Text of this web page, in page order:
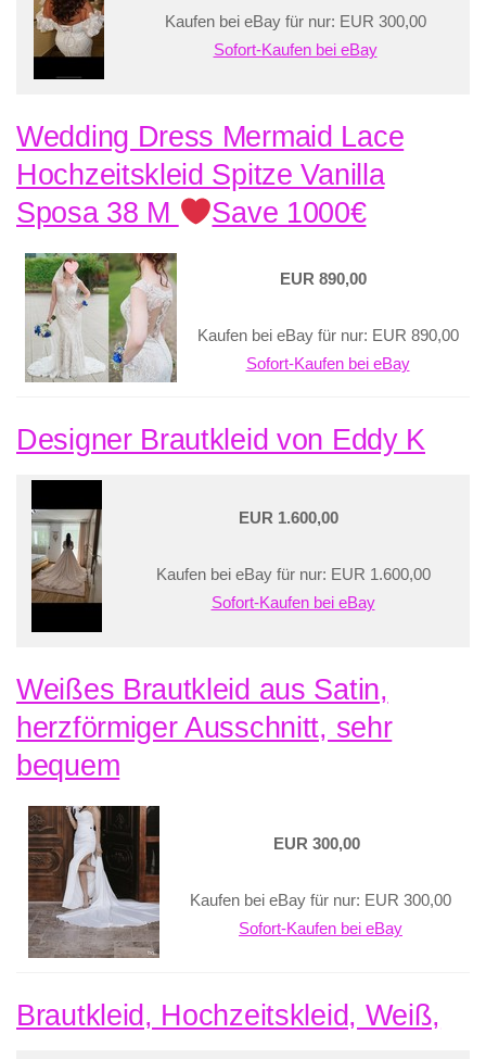
Kaufen bei eBay für nur: EUR 300,00
Sofort-Kaufen bei eBay
Wedding Dress Mermaid Lace
Hochzeitskleid Spitze Vanilla
Sposa 38 M
Save 1000€
EUR 890,00
Kaufen bei eBay für nur: EUR 890,00
Sofort-Kaufen bei eBay
Designer Brautkleid von Eddy K
EUR 1.600,00
Kaufen bei eBay für nur: EUR 1.600,00
Sofort-Kaufen bei eBay
Weißes Brautkleid aus Satin,
herzförmiger Ausschnitt, sehr
bequem
EUR 300,00
Kaufen bei eBay für nur: EUR 300,00
Sofort-Kaufen bei eBay
Brautkleid, Hochzeitskleid, Weiß,